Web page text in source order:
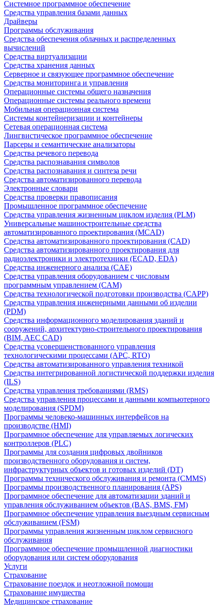
Системное программное обеспечение
Средства управления базами данных
Драйверы
Программы обслуживания
Средства обеспечения облачных и распределенных
вычислений
Средства виртуализации
Средства хранения данных
Серверное и связующее программное обеспечение
Средства мониторинга и управления
Операционные системы общего назначения
Операционные системы реального времени
Мобильная операционная система
Системы контейнеризации и контейнеры
Сетевая операционная система
Лингвистическое программное обеспечение
Парсеры и семантические анализаторы
Средства речевого перевода
Средства распознавания символов
Средства распознавания и синтеза речи
Средства автоматизированного перевода
Электронные словари
Средства проверки правописания
Промышленное программное обеспечение
Средства управления жизненным циклом изделия (PLM)
Универсальные машиностроительные средства
автоматизированного проектирования (MCAD)
Средства автоматизированного проектирования (CAD)
Средства автоматизированного проектирования для
радиоэлектроники и электротехники (ECAD, EDA)
Средства инженерного анализа (CAE)
Средства управления оборудованием с числовым
программным управлением (CAM)
Средства технологической подготовки производства (CAPP)
Средства управления инженерными данными об изделии
(PDM)
Средства информационного моделирования зданий и
сооружений, архитектурно-строительного проектирования
(BIM, AEC CAD)
Средства усовершенствованного управления
технологическими процессами (APC, RTO)
Средства автоматизированного управления техникой
Средства интегрированной логистической поддержки изделия
(ILS)
Средства управления требованиями (RMS)
Средства управления процессами и данными компьютерного
моделирования (SPDM)
Программы человеко-машинных интерфейсов на
производстве (HMI)
Программное обеспечение для управляемых логических
контроллеров (PLC)
Программы для создания цифровых двойников
производственного оборудования и систем,
инфраструктурных объектов и готовых изделий (DT)
Программы технического обслуживания и ремонта (CMMS)
Программы производственного планирования (APS)
Программное обеспечение для автоматизации зданий и
управления обслуживанием объектов (BAS, BMS, FM)
Программное обеспечение управления выездным сервисным
обслуживанием (FSM)
Программы управления жизненным циклом сервисного
обслуживания
Программное обеспечение промышленной диагностики
оборудования или систем оборудования
Услуги
Страхование
Страхование поездок и неотложной помощи
Страхование имущества
Медицинское страхование